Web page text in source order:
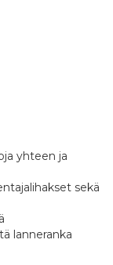
yhteen ja
sekä
lanneranka